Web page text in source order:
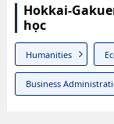
Hokkai-
học
Humanities
Business